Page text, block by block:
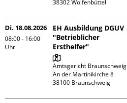
Di. 18.08.2026
08:00 - 16:00
Uhr
EH Ausbildung DGUV
"Betrieblicher
Ersthelfer"
Amtsgericht Braunschweig
An der Martinikirche 8